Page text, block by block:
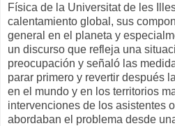
Física de la Universitat de les
calentamiento global, sus
general en el planeta y
un discurso que refleja una
preocupación y señaló las
parar primero y revertir después
en el mundo y en los territorios
intervenciones de los asistentes
abordaban el problema desde